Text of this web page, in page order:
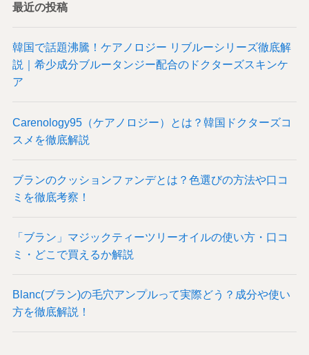
最近の投稿
韓国で話題沸騰！ケアノロジー リブルーシリーズ徹底解
説｜希少成分ブルータンジー配合のドクターズスキンケ
ア
Carenology95（ケアノロジー）とは？韓国ドクターズコ
スメを徹底解説
ブランのクッションファンデとは？色選びの方法や口コ
ミを徹底考察！
「ブラン」マジックティーツリーオイルの使い方・口コ
ミ・どこで買えるか解説
Blanc(ブラン)の毛穴アンプルって実際どう？成分や使い
方を徹底解説！